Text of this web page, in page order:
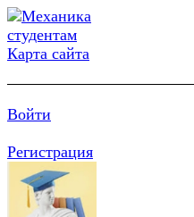
Карта сайта
Войти
Регистрация